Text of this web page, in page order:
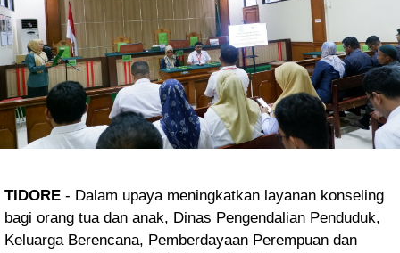
TIDORE - Dalam upaya meningkatkan layanan konseling
bagi orang tua dan anak, Dinas Pengendalian Penduduk,
Keluarga Berencana, Pemberdayaan Perempuan dan